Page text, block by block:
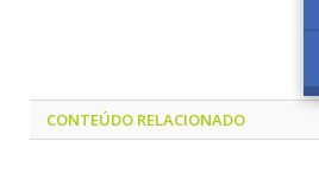
CONTEÚDO RELACIONADO